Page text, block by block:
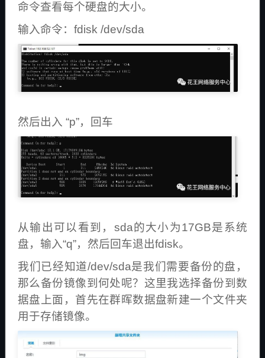
命令查看每个硬盘的大小。
输入命令：fdisk /dev/sda
然后出入 “p”，回车
从输出可以看到，sda的大小为17GB是系统
盘，输入“q”，然后回车退出fdisk。
我们已经知道/dev/sda是我们需要备份的盘，
那么备份镜像到何处呢？这里我选择备份到数
据盘上面，首先在群晖数据盘新建一个文件夹
用于存储镜像。